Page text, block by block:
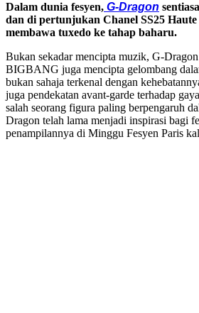
Dalam dunia fesyen, G-Dragon
dan di pertunjukan Chanel SS25
membawa tuxedo ke tahap baharu.
Bukan sekadar mencipta muzik, G-
BIGBANG juga mencipta gelombang
bukan sahaja terkenal dengan
juga pendekatan avant-garde terhadap
salah seorang figura paling berpengaruh
Dragon telah lama menjadi inspirasi bagi
penampilannya di Minggu Fesyen Paris